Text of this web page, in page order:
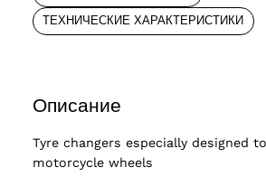
ТЕХНИЧЕСКИЕ ХАРАКТЕРИСТИКИ
Описание
Tyre changers especially designed
motorcycle wheels